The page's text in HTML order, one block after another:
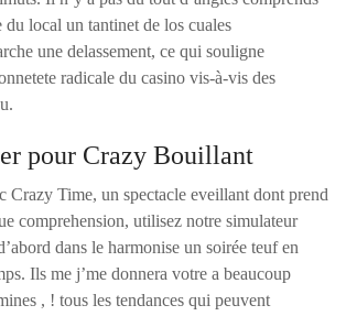
du local un tantinet de los cuales
une delassement, ce qui souligne
radicale du casino vis-à-vis des
pour Crazy Bouillant
Crazy Time, un spectacle eveillant dont prend
comprehension, utilisez notre simulateur
dans le harmonise un soirée teuf en
Ils me j’me donnera votre a beaucoup
, ! tous les tendances qui peuvent